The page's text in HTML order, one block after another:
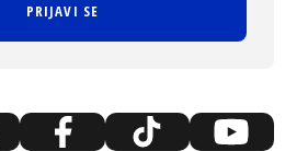
PRIJAVI SE